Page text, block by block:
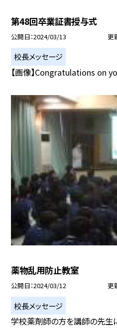
第48回卒業証書授与式
公開日 2024/03/13 更
校長メッセージ
【画像】Congratulations on
薬物乱用防止教室
公開日 2024/03/12 更
校長メッセージ
学校薬剤師の方を講師の先生